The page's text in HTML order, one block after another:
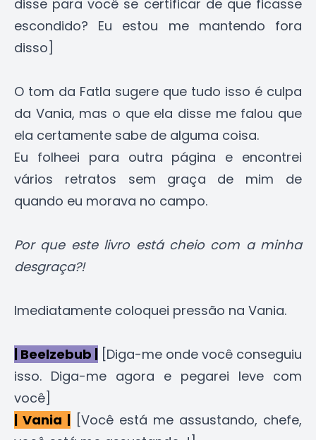
disse para você se certificar de que ficasse
escondido? Eu estou me mantendo fora
disso]
O tom da Fatla sugere que tudo isso é culpa
da Vania, mas o que ela disse me falou que
ela certamente sabe de alguma coisa.
Eu folheei para outra página e encontrei
vários retratos sem graça de mim de
quando eu morava no campo.
Por que este livro está cheio com a minha
desgraça?!
Imediatamente coloquei pressão na Vania.
| Beelzebub | [Diga-me onde você conseguiu
isso. Diga-me agora e pegarei leve com
você]
| Vania | [Você está me assustando, chefe,